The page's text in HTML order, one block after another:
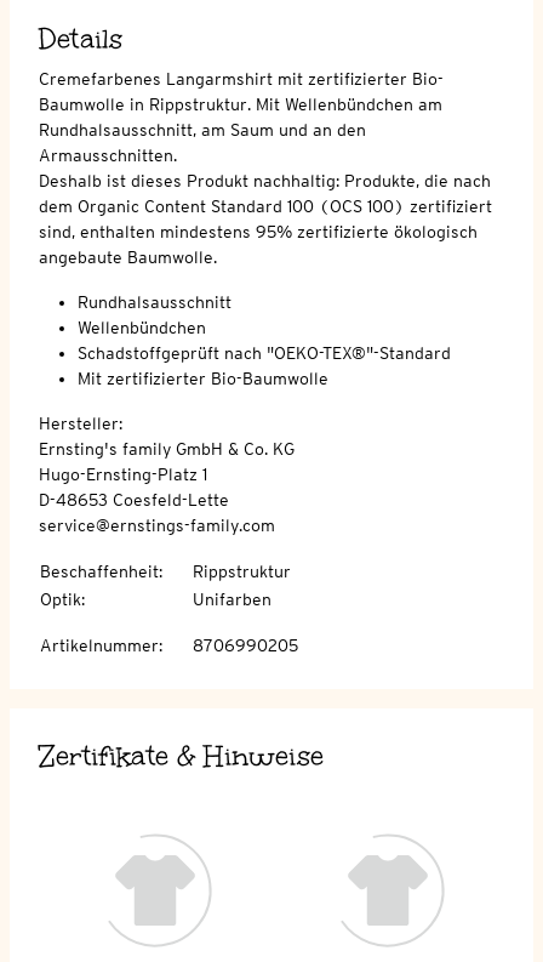
Details
Cremefarbenes Langarmshirt mit zertifizierter Bio-
Baumwolle in Rippstruktur. Mit Wellenbündchen am
Rundhalsausschnitt, am Saum und an den
Armausschnitten.
Deshalb ist dieses Produkt nachhaltig: Produkte, die nach
dem Organic Content Standard 100 (OCS 100) zertifiziert
sind, enthalten mindestens 95% zertifizierte ökologisch
angebaute Baumwolle.
Rundhalsausschnitt
Wellenbündchen
Schadstoffgeprüft nach "OEKO-TEX®"-Standard
Mit zertifizierter Bio-Baumwolle
Hersteller:
Ernsting's family GmbH & Co. KG
Hugo-Ernsting-Platz 1
D-48653 Coesfeld-Lette
service@ernstings-family.com
Beschaffenheit:
Rippstruktur
Optik: Unifarben
Artikelnummer: 8706990205
Zertifikate & Hinweise